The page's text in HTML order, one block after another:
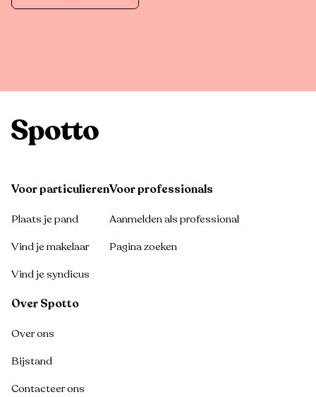
Voor particulieren
Plaats je pand
Vind je makelaar
Vind je syndicus
Voor professionals
Aanmelden als professional
Pagina zoeken
Over Spotto
Over ons
Bijstand
Contacteer ons